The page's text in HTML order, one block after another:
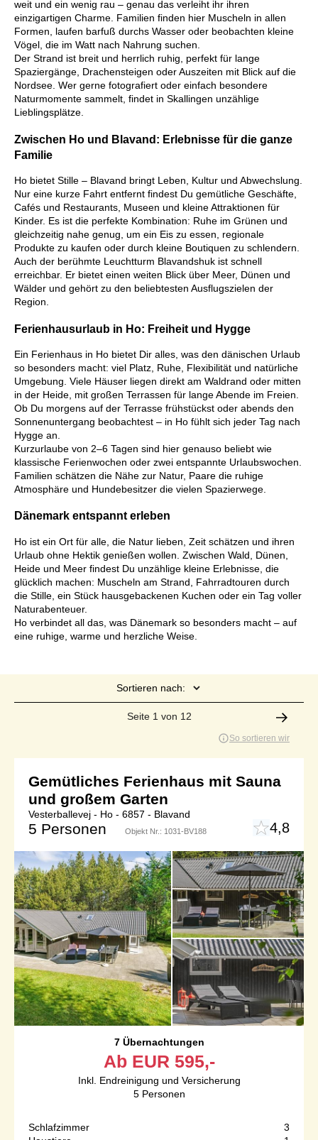
weit und ein wenig rau – genau das verleiht ihr ihren
einzigartigen Charme. Familien finden hier Muscheln in allen
Formen, laufen barfuß durchs Wasser oder beobachten kleine
Vögel, die im Watt nach Nahrung suchen.
Der Strand ist breit und herrlich ruhig, perfekt für lange
Spaziergänge, Drachensteigen oder Auszeiten mit Blick auf die
Nordsee. Wer gerne fotografiert oder einfach besondere
Naturmomente sammelt, findet in Skallingen unzählige
Lieblingsplätze.
Zwischen Ho und Blavand: Erlebnisse für die ganze
Familie
Ho bietet Stille – Blavand bringt Leben, Kultur und Abwechslung.
Nur eine kurze Fahrt entfernt findest Du gemütliche Geschäfte,
Cafés und Restaurants, Museen und kleine Attraktionen für
Kinder. Es ist die perfekte Kombination: Ruhe im Grünen und
gleichzeitig nahe genug, um ein Eis zu essen, regionale
Produkte zu kaufen oder durch kleine Boutiquen zu schlendern.
Auch der berühmte Leuchtturm Blavandshuk ist schnell
erreichbar. Er bietet einen weiten Blick über Meer, Dünen und
Wälder und gehört zu den beliebtesten Ausflugszielen der
Region.
Ferienhausurlaub in Ho: Freiheit und Hygge
Ein Ferienhaus in Ho bietet Dir alles, was den dänischen Urlaub
so besonders macht: viel Platz, Ruhe, Flexibilität und natürliche
Umgebung. Viele Häuser liegen direkt am Waldrand oder mitten
in der Heide, mit großen Terrassen für lange Abende im Freien.
Ob Du morgens auf der Terrasse frühstückst oder abends den
Sonnenuntergang beobachtest – in Ho fühlt sich jeder Tag nach
Hygge an.
Kurzurlaube von 2–6 Tagen sind hier genauso beliebt wie
klassische Ferienwochen oder zwei entspannte Urlaubswochen.
Familien schätzen die Nähe zur Natur, Paare die ruhige
Atmosphäre und Hundebesitzer die vielen Spazierwege.
Dänemark entspannt erleben
Ho ist ein Ort für alle, die Natur lieben, Zeit schätzen und ihren
Urlaub ohne Hektik genießen wollen. Zwischen Wald, Dünen,
Heide und Meer findest Du unzählige kleine Erlebnisse, die
glücklich machen: Muscheln am Strand, Fahrradtouren durch
die Stille, ein Stück hausgebackenen Kuchen oder ein Tag voller
Naturabenteuer.
Ho verbindet all das, was Dänemark so besonders macht – auf
eine ruhige, warme und herzliche Weise.
Sortieren nach:
Seite 1 von 12
So sortieren wir
Gemütliches Ferienhaus mit Sauna
und großem Garten
Vesterballevej - Ho - 6857 - Blavand
5 Personen Objekt Nr.: 1031-BV188 4,8
7 Übernachtungen
Ab EUR 595,-
Inkl. Endreinigung und Versicherung
5 Personen
Schlafzimmer
3